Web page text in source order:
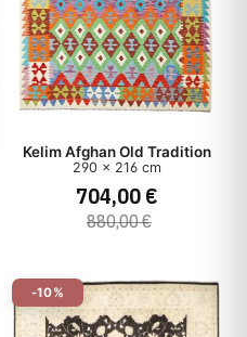
Kelim Afghan Old Tradition
290 x 216 cm
704,00 €
880,00 €
-10%